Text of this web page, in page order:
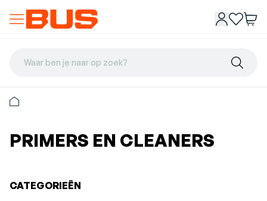
Waar ben je naar op zoek?
PRIMERS EN CLEANERS
CATEGORIEËN